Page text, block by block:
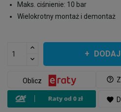
Maks. ciśnienie: 10 bar
Wielokrotny montaż i demontaż
help_outline
Oblicz
favorite